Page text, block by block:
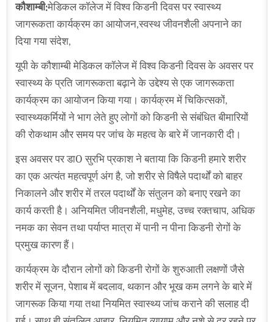
कौशाम्बी:मेडिकल कॉलेज में विश्व किडनी दिवस पर स्वास्थ्य
जागरूकता कार्यक्रम का आयोजन,स्वस्थ जीवनशैली अपनाने का
दिया गया संदेश,
यूपी के कौशाम्बी मेडिकल कॉलेज में विश्व किडनी दिवस के अवसर पर
स्वास्थ्य के प्रति जागरूकता बढ़ाने के उद्देश्य से एक जागरूकता
कार्यक्रम का आयोजन किया गया। कार्यक्रम में चिकित्सकों,
स्वास्थ्यकर्मियों ने भाग लेते हुए लोगों को किडनी से संबंधित बीमारियों
की रोकथाम और समय पर जांच के महत्व के बारे में जानकारी दी।
इस अवसर पर डा0 सुरभि प्रकाश ने बताया कि किडनी हमारे शरीर
का एक अत्यंत महत्वपूर्ण अंग है, जो शरीर से विषैले पदार्थों को बाहर
निकालने और शरीर में तरल पदार्थों के संतुलन को बनाए रखने का
कार्य करती है। अनियमित जीवनशैली, मधुमेह, उच्च रक्तचाप, अधिक
नमक का सेवन तथा पर्याप्त मात्रा में पानी न पीना किडनी रोगों के
प्रमुख कारण हैं।
कार्यक्रम के दौरान लोगों को किडनी रोगों के शुरुआती लक्षणों जैसे
शरीर में सूजन, पेशाब में बदलाव, थकान और भूख कम लगने के बारे में
जागरूक किया गया तथा नियमित स्वास्थ्य जांच कराने की सलाह दी